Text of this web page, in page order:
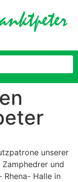
unserer
und
Rhena- Halle in